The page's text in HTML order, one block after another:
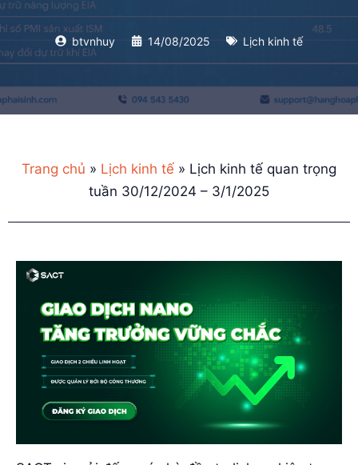
btvnhuy 14/08/2025 Lịch kinh tế
Trang chủ » Lịch kinh tế » Lịch kinh tế quan trọng
tuần 30/12/2024 – 3/1/2025